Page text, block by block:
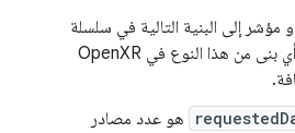
أو مؤشر إلى البنية التالية في سلسلة
البنية. لم يتم تحديد أي بنى من هذا النوع في OpenXR
هو عدد مصادر